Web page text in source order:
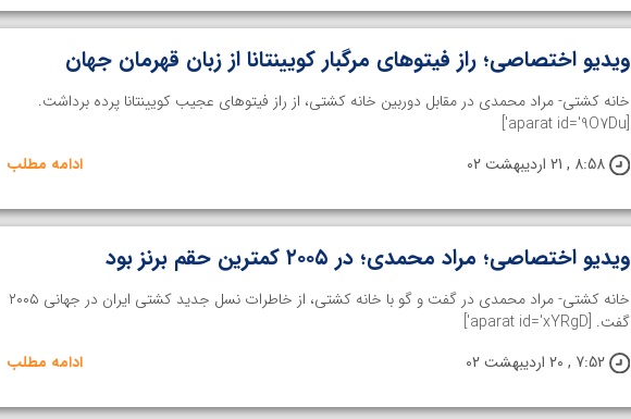
ویدیو اختصاصی؛ راز فیتوهای مرگبار کویینتانا از زبان قهرمان جهان
خانه کشتی- مراد محمدی در مقابل دوربین خانه کشتی، از راز فیتوهای عجیب کویینتانا پرده برداشت.
[aparat id='9O7Du']
8:58 , 21 اردیبهشت 02
ادامه مطلب
ویدیو اختصاصی؛ مراد محمدی؛ در ۲۰۰۵ کمترین حقم برنز بود
خانه کشتی- مراد محمدی در گفت و گو با خانه کشتی، از خاطرات نسل جدید کشتی ایران در جهانی ۲۰۰۵
گفت. [aparat id='xYRgD']
7:52 , 20 اردیبهشت 02
ادامه مطلب